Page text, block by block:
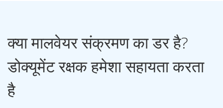
क्या मालवेयर संक्रमण का डर है?
डोक्यूमेंट रक्षक हमेशा सहायता करता
है